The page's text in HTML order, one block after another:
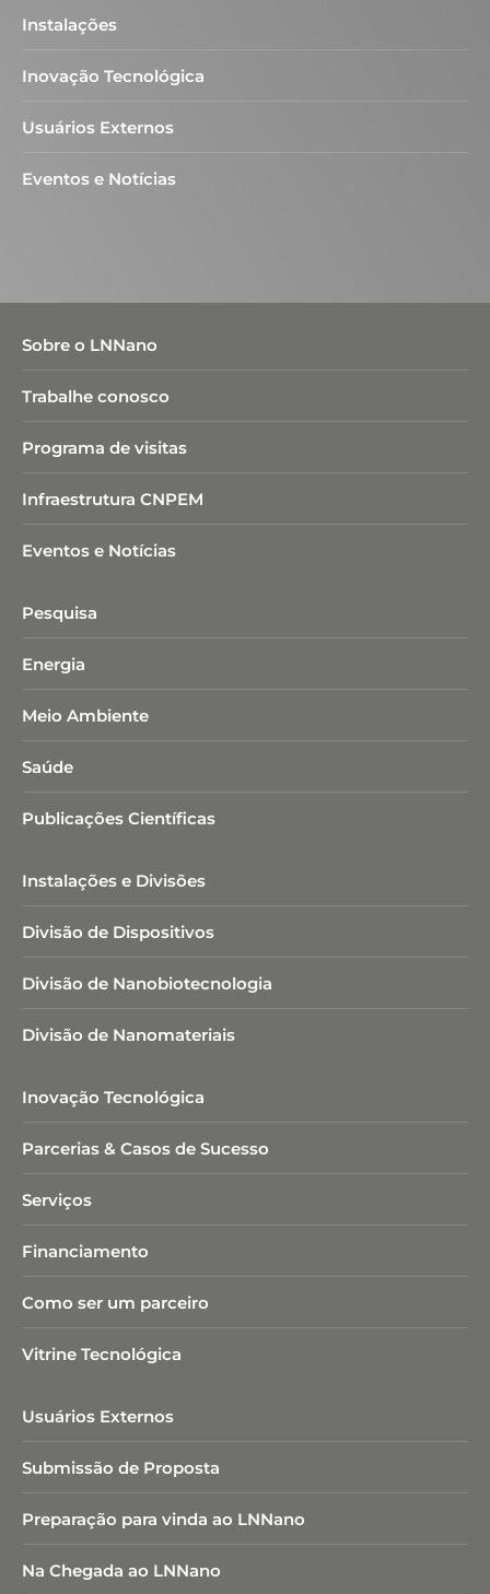
Instalações
Inovação Tecnológica
Usuários Externos
Eventos e Notícias
Sobre o LNNano
Trabalhe conosco
Programa de visitas
Infraestrutura CNPEM
Eventos e Notícias
Pesquisa
Energia
Meio Ambiente
Saúde
Publicações Científicas
Instalações e Divisões
Divisão de Dispositivos
Divisão de Nanobiotecnologia​
Divisão de Nanomateriais
Inovação Tecnológica
Parcerias & Casos de Sucesso
Serviços
Financiamento
Como ser um parceiro
Vitrine Tecnológica
Usuários Externos
Submissão de Proposta
Preparação para vinda ao LNNano
Na Chegada ao LNNano